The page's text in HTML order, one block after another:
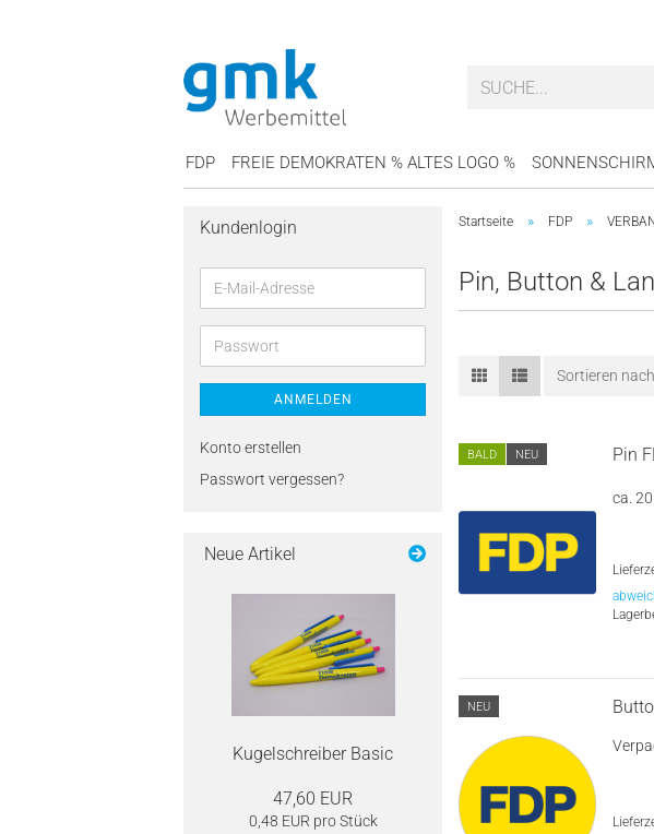
FDP FREIE DEMOKRATEN % ALTES LOGO %
Startseite » FDP »
Pin, Button &
Sortieren nach
BALD NEU Pin
ca.
NEU
Kundenlogin
ANMELDEN
Konto erstellen
Passwort vergessen?
Neue Artikel
Kugelschreiber Basic
47,60 EUR
0,48 EUR pro Stück